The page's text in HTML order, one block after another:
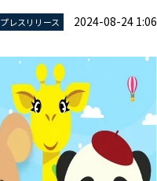
プレスリリース 2024-08-24 1:06